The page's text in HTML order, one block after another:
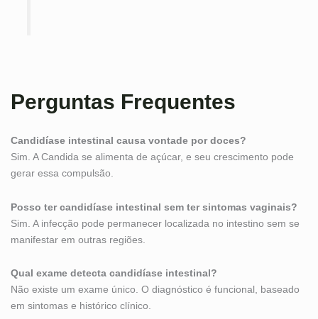
Perguntas Frequentes
Candidíase intestinal causa vontade por doces?
Sim. A Candida se alimenta de açúcar, e seu crescimento pode
gerar essa compulsão.
Posso ter candidíase intestinal sem ter sintomas vaginais?
Sim. A infecção pode permanecer localizada no intestino sem se
manifestar em outras regiões.
Qual exame detecta candidíase intestinal?
Não existe um exame único. O diagnóstico é funcional, baseado
em sintomas e histórico clínico.